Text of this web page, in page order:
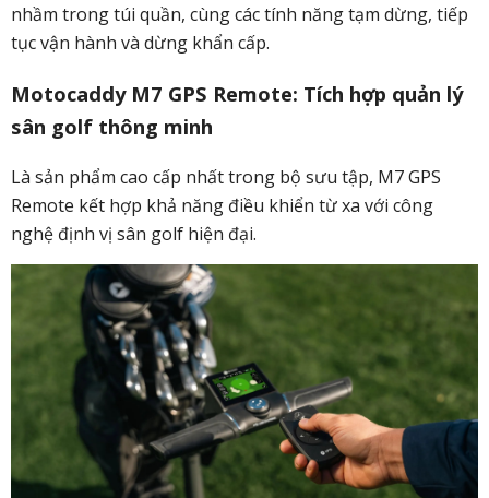
nhầm trong túi quần, cùng các tính năng tạm dừng, tiếp
tục vận hành và dừng khẩn cấp.
Motocaddy M7 GPS Remote: Tích hợp quản lý
sân golf thông minh
Là sản phẩm cao cấp nhất trong bộ sưu tập, M7 GPS
Remote kết hợp khả năng điều khiển từ xa với công
nghệ định vị sân golf hiện đại.